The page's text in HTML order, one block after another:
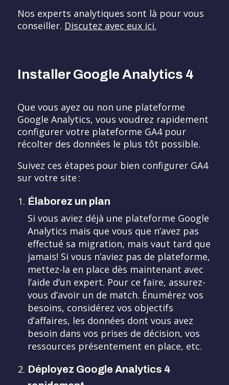
Nos experts analytiques sont là pour vous
conseiller. Discutez avec eux ici.
Installer Google Analytics 4
Que vous ayez ou non une plateforme
Google Analytics, vous voudrez rapidement
configurer votre plateforme GA4 pour
récolter des données le plus tôt possible.
Suivez ces étapes pour bien configurer GA4
sur votre site :
Élaborez un plan
Si vous aviez déjà une plateforme Google
Analytics mais que vous que n’avez pas
effectué sa migration, mais vaut tard que
jamais! Si vous n’aviez pas de plateforme,
mettez-la en place dès maintenant avec
l’aide d’un expert. Pour ce faire, assurez-
vous d’avoir un de match. Énumérez vos
besoins, considérez vos objectifs
d’affaires, les données dont vous avez
besoin dans vos prises de décision, vos
ressources présentement en place, etc.
Déployez Google Analytics 4